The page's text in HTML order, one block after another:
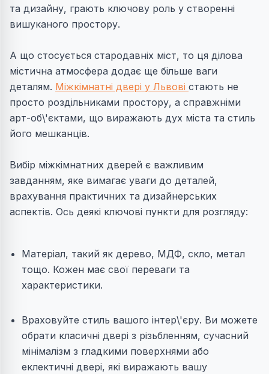
та дизайну, грають ключову роль у створенні
вишуканого простору.
А що стосується стародавніх міст, то ця ділова
містична атмосфера додає ще більше ваги
деталям. Міжкімнатні двері у Львові стають не
просто роздільниками простору, а справжніми
арт-об\'єктами, що виражають дух міста та стиль
його мешканців.
Вибір міжкімнатних дверей є важливим
завданням, яке вимагає уваги до деталей,
врахування практичних та дизайнерських
аспектів. Ось деякі ключові пункти для розгляду:
Матеріал, такий як дерево, МДФ, скло, метал
тощо. Кожен має свої переваги та
характеристики.
Враховуйте стиль вашого інтер\'єру. Ви можете
обрати класичні двері з різьбленням, сучасний
мінімалізм з гладкими поверхнями або
еклектичні двері, які виражають вашу